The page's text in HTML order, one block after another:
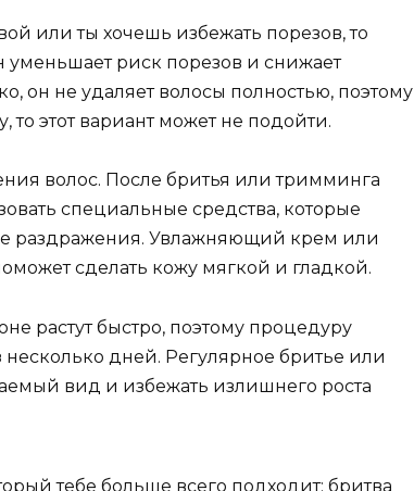
или ты хочешь избежать порезов, то
риск порезов и снижает
он не удаляет волосы полностью, поэтому
то этот вариант может не подойти.
волос. После бритья или тримминга
специальные средства, которые
раздражения. Увлажняющий крем или
сделать кожу мягкой и гладкой.
растут быстро, поэтому процедуру
дней. Регулярное бритье или
вид и избежать излишнего роста
тебе больше всего подходит: бритва